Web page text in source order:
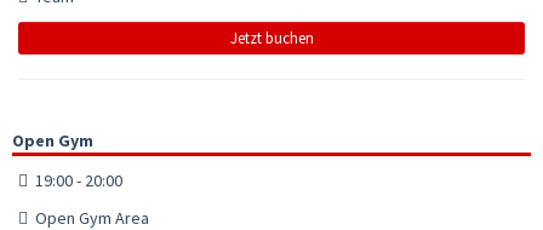
Jetzt buchen
Open Gym
19:00 - 20:00
Open Gym Area